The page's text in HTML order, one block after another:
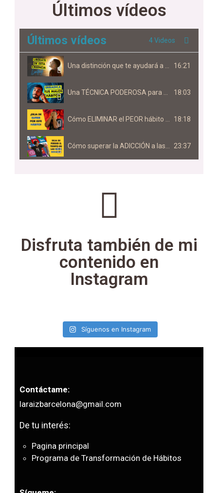
Últimos vídeos
Últimos vídeos 4 Videos
16:21
18:03
18:18
23:37
Disfruta también de mi
contenido en
Instagram
Síguenos en Instagram
Contáctame:
laraizbarcelona@gmail.com
De tu interés:
Pagina principal
Programa de Transformación de Hábitos